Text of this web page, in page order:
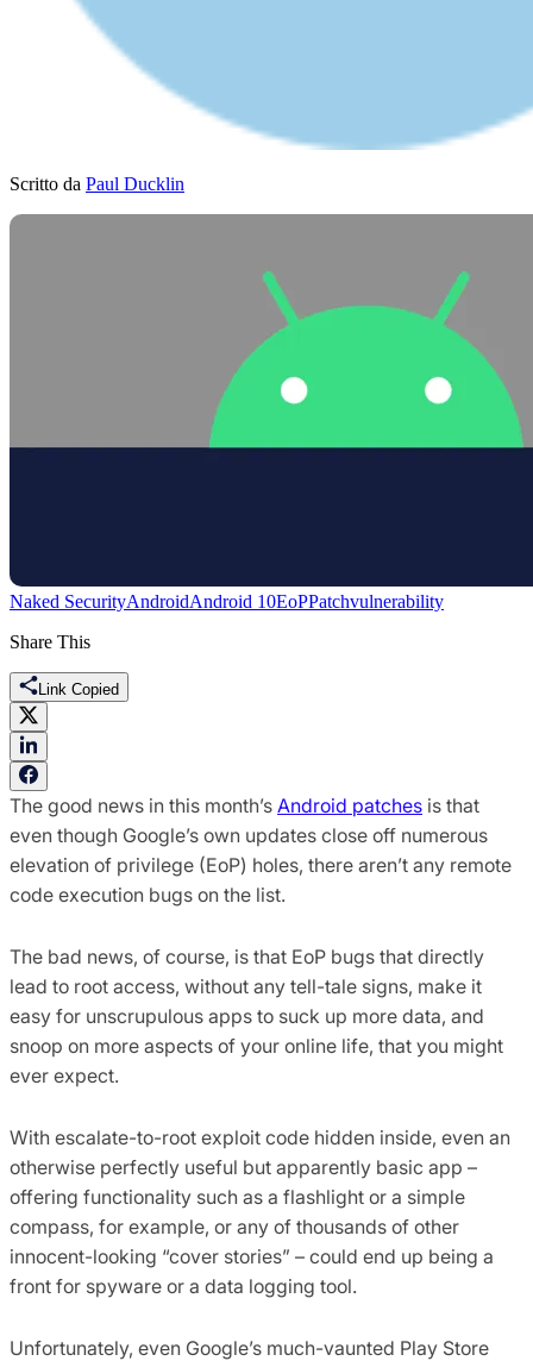
Scritto da Paul Ducklin
Naked SecurityAndroidAndroid 10EoPPatchvulnerability
Share This
Link Copied
The good news in this month’s Android patches is that
even though Google’s own updates close off numerous
elevation of privilege (EoP) holes, there aren’t any remote
code execution bugs on the list.
The bad news, of course, is that EoP bugs that directly
lead to root access, without any tell-tale signs, make it
easy for unscrupulous apps to suck up more data, and
snoop on more aspects of your online life, that you might
ever expect.
With escalate-to-root exploit code hidden inside, even an
otherwise perfectly useful but apparently basic app –
offering functionality such as a flashlight or a simple
compass, for example, or any of thousands of other
innocent-looking “cover stories” – could end up being a
front for spyware or a data logging tool.
Unfortunately, even Google’s much-vaunted Play Store